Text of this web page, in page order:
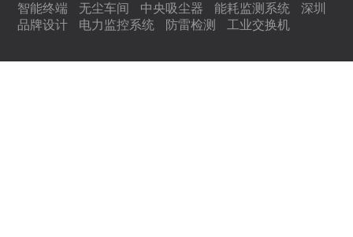
智能终端
无尘车间 中央吸尘器 能耗监测系统
深圳
品牌设计
电力监控系统 防雷检测 工业交换机